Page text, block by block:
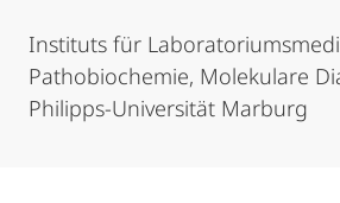
Instituts für
Pathobiochemie, Molekulare
Philipps-Universität Marburg